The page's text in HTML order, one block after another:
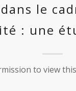
le
: une
to view